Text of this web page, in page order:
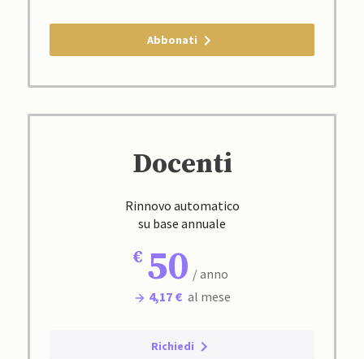
Abbonati
Docenti
Rinnovo automatico
su base annuale
50 / anno
4,17 € al mese
Richiedi